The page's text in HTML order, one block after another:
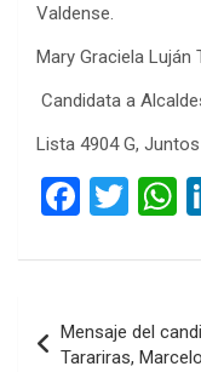
Valdense.
Mary Graciela Luján
Candidata a
Lista 4904 G,
F
ce
o
T
tt
er
s
A
de
Mensaje del
Tarariras,